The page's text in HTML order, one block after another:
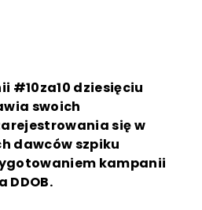
#10za10 dziesięciu
swoich
się w
dawców szpiku
kampanii
DDOB.